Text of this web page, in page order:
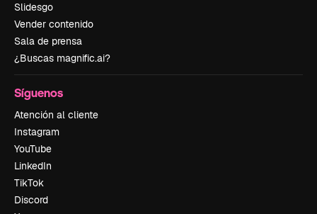
Slidesgo
Vender contenido
Sala de prensa
¿Buscas magnific.ai?
Síguenos
Atención al cliente
Instagram
YouTube
LinkedIn
TikTok
Discord